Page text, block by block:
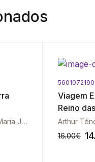
Maria Helena Henriques | Maria José Moreno | A. M. Galopim de Carvalho
Viagem
Reino
Arthur
16.00€